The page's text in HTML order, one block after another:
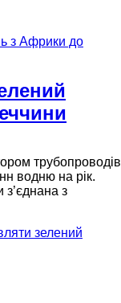
трубопроводів
водню на рік.
з
зелений